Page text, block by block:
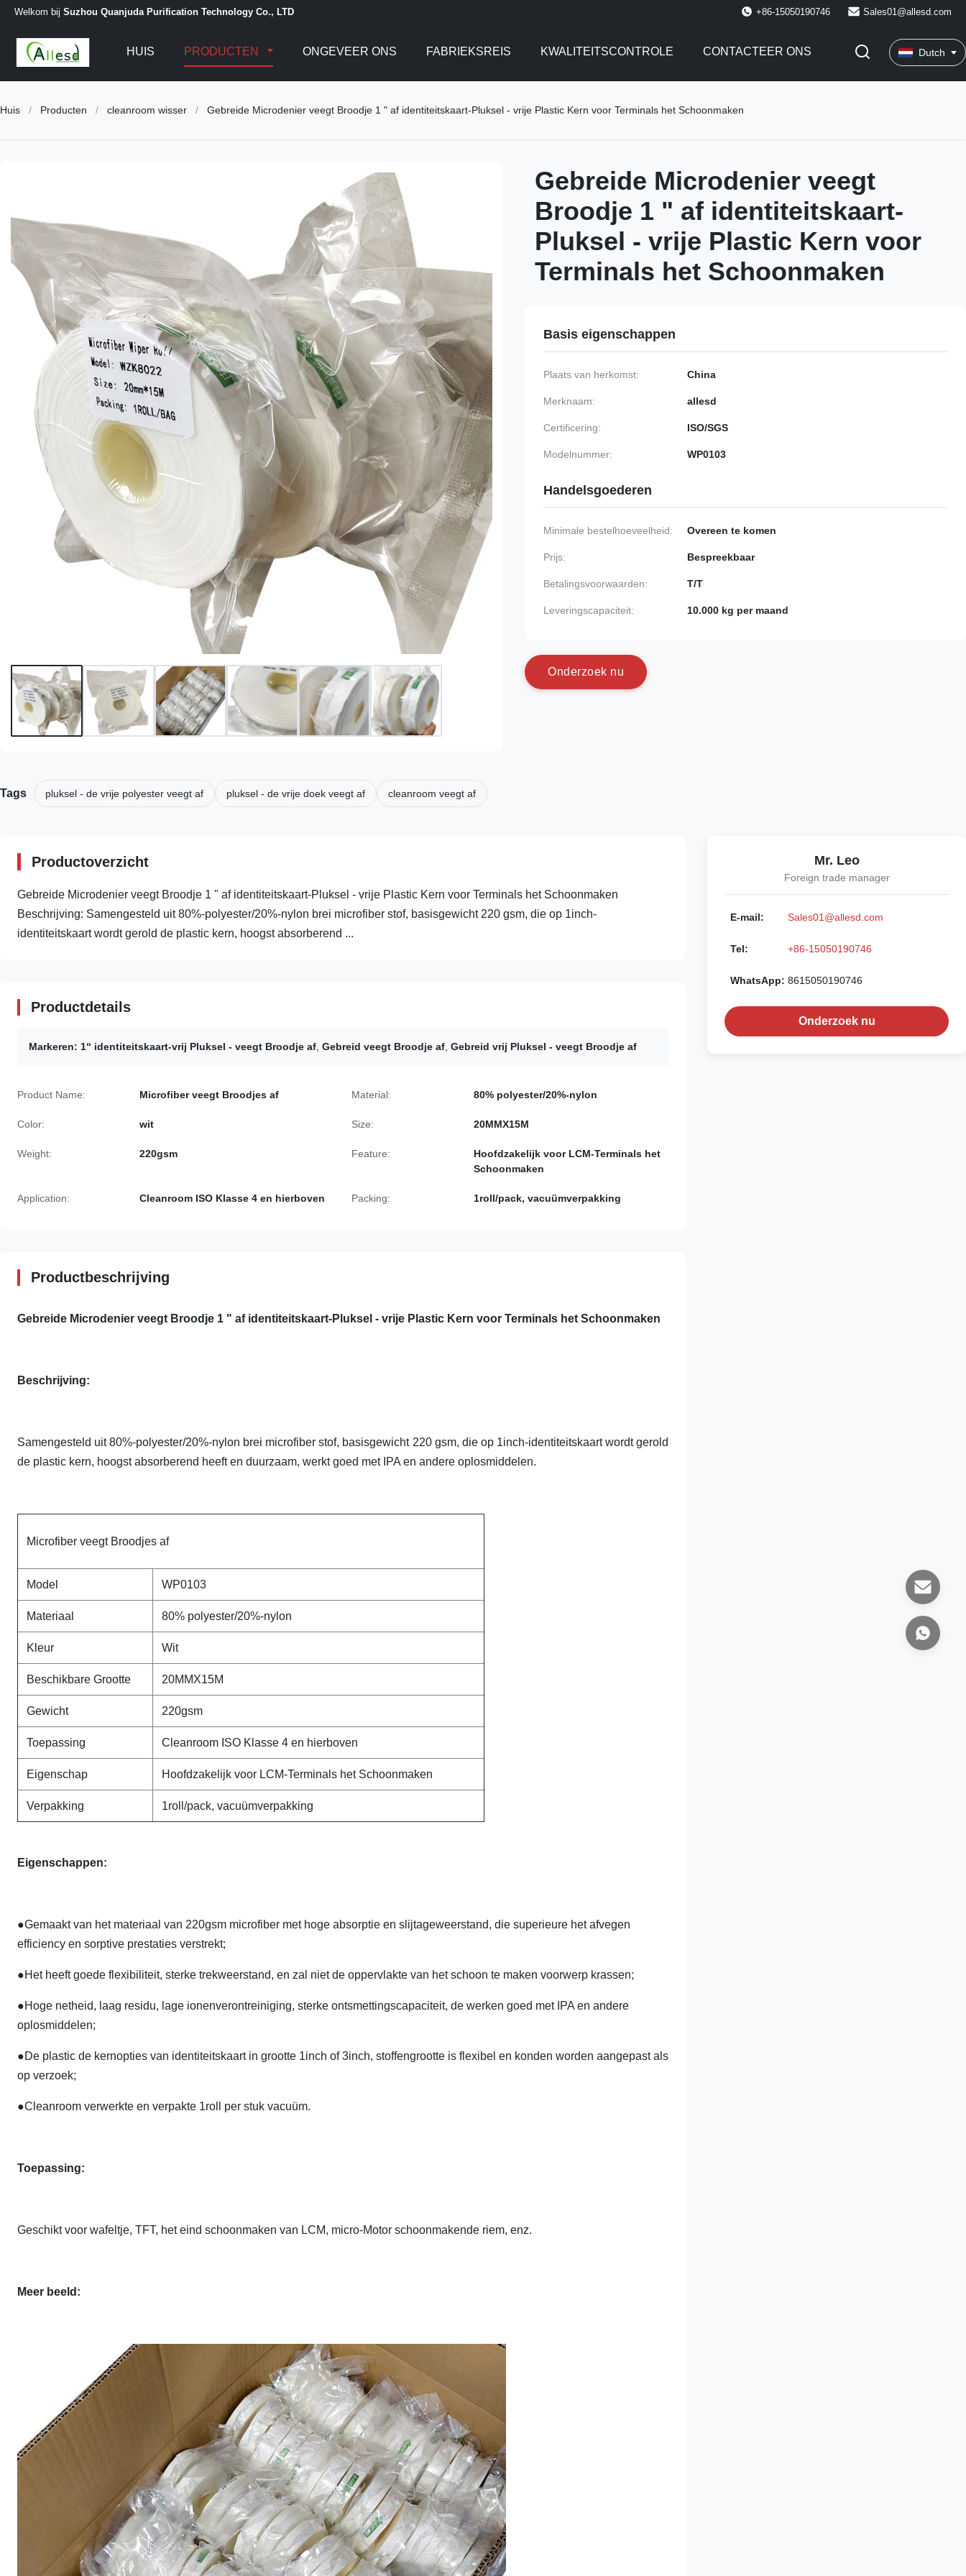
Welkom bij Suzhou Quanjuda Purification Technology Co., LTD +86-15050190746 Sales01@allesd.com
HUIS PRODUCTEN ONGEVEER ONS FABRIEKSREIS KWALITEITSCONTROLE CONTACTEER ONS Dutch
Huis / Producten / cleanroom wisser / Gebreide Microdenier veegt Broodje 1 " af identiteitskaart-Pluksel - vrije Plastic Kern voor Terminals het Schoonmaken
Gebreide Microdenier veegt
Broodje 1 " af identiteitskaart-
Pluksel - vrije Plastic Kern voor
Terminals het Schoonmaken
Basis eigenschappen
Plaats van herkomst: China
Merknaam: allesd
Certificering: ISO/SGS
Modelnummer: WP0103
Handelsgoederen
Minimale bestelhoeveelheid: Overeen te komen
Prijs: Bespreekbaar
Betalingsvoorwaarden: T/T
Leveringscapaciteit: 10.000 kg per maand
Onderzoek nu
Tags pluksel - de vrije polyester veegt af pluksel - de vrije doek veegt af cleanroom veegt af
Productoverzicht
Gebreide Microdenier veegt Broodje 1 " af identiteitskaart-Pluksel - vrije Plastic Kern voor Terminals het Schoonmaken
Beschrijving: Samengesteld uit 80%-polyester/20%-nylon brei microfiber stof, basisgewicht 220 gsm, die op 1inch-
identiteitskaart wordt gerold de plastic kern, hoogst absorberend ...
Productdetails
Markeren: 1“ identiteitskaart-vrij Pluksel - veegt Broodje af Gebreid veegt Broodje af Gebreid vrij Pluksel - veegt Broodje af
Product Name: Microfiber veegt Broodjes af Material: 80% polyester/20%-nylon
Color: wit Size: 20MMX15M
Weight: 220gsm Feature:
Hoofdzakelijk voor LCM-Terminals het
Schoonmaken
Application: Cleanroom ISO Klasse 4 en hierboven Packing: 1roll/pack, vacuümverpakking
Productbeschrijving
Gebreide Microdenier veegt Broodje 1 " af identiteitskaart-Pluksel - vrije Plastic Kern voor Terminals het Schoonmaken
Beschrijving:
Samengesteld uit 80%-polyester/20%-nylon brei microfiber stof, basisgewicht 220 gsm, die op 1inch-identiteitskaart wordt gerold
de plastic kern, hoogst absorberend heeft en duurzaam, werkt goed met IPA en andere oplosmiddelen.
Microfiber veegt Broodjes af
Model WP0103
Materiaal 80% polyester/20%-nylon
Kleur Wit
Beschikbare Grootte 20MMX15M
Gewicht 220gsm
Toepassing Cleanroom ISO Klasse 4 en hierboven
Eigenschap Hoofdzakelijk voor LCM-Terminals het Schoonmaken
Verpakking 1roll/pack, vacuümverpakking
Eigenschappen:
●Gemaakt van het materiaal van 220gsm microfiber met hoge absorptie en slijtageweerstand, die superieure het afvegen
efficiency en sorptive prestaties verstrekt;
●Het heeft goede flexibiliteit, sterke trekweerstand, en zal niet de oppervlakte van het schoon te maken voorwerp krassen;
●Hoge netheid, laag residu, lage ionenverontreiniging, sterke ontsmettingscapaciteit, de werken goed met IPA en andere
oplosmiddelen;
●De plastic de kernopties van identiteitskaart in grootte 1inch of 3inch, stoffengrootte is flexibel en konden worden aangepast als
op verzoek;
●Cleanroom verwerkte en verpakte 1roll per stuk vacuüm.
Toepassing:
Geschikt voor wafeltje, TFT, het eind schoonmaken van LCM, micro-Motor schoonmakende riem, enz.
Meer beeld:
Mr. Leo
Foreign trade manager
E-mail: Sales01@allesd.com
Tel: +86-15050190746
WhatsApp: 8615050190746
Onderzoek nu